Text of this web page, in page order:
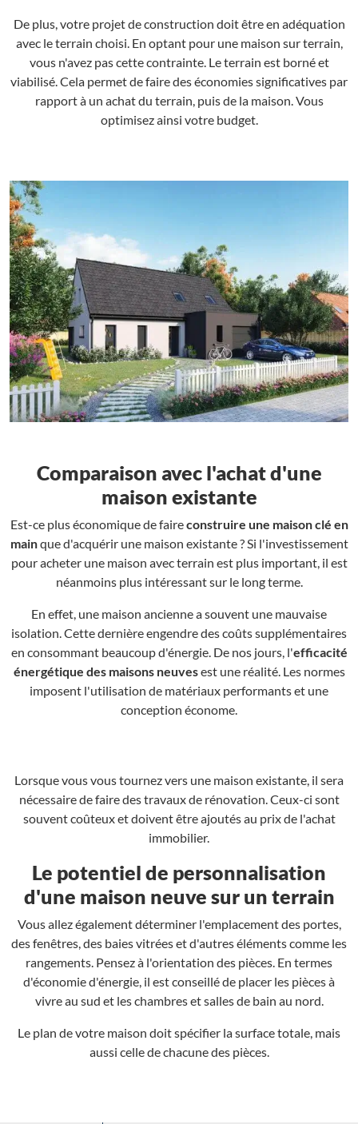
De plus, votre projet de construction doit être en adéquation
avec le terrain choisi. En optant pour une maison sur terrain,
vous n'avez pas cette contrainte. Le terrain est borné et
viabilisé. Cela permet de faire des économies significatives par
rapport à un achat du terrain, puis de la maison. Vous
optimisez ainsi votre budget.
Comparaison avec l'achat d'une
maison existante
Est-ce plus économique de faireconstruire une maison clé en
mainque d'acquérir une maison existante ? Si l'investissement
pour acheter une maison avec terrain est plus important, il est
néanmoins plus intéressant sur le long terme.
En effet, une maison ancienne a souvent une mauvaise
isolation. Cette dernière engendre des coûts supplémentaires
en consommant beaucoup d'énergie. De nos jours, l'efficacité
énergétique des maisons neuvesest une réalité. Les normes
imposent l'utilisation de matériaux performants et une
conception économe.
Lorsque vous vous tournez vers une maison existante, il sera
nécessaire de faire des travaux de rénovation. Ceux-ci sont
souvent coûteux et doivent être ajoutés au prix de l'achat
immobilier.
Le potentiel de personnalisation
d'une maison neuve sur un terrain
Vous allez également déterminer l'emplacement des portes,
des fenêtres, des baies vitrées et d'autres éléments comme les
rangements. Pensez à l'orientation des pièces. En termes
d'économie d'énergie, il est conseillé de placer les pièces à
vivre au sud et les chambres et salles de bain au nord.
Le plan de votre maison doit spécifier la surface totale, mais
aussi celle de chacune des pièces.